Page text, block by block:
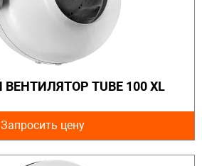
TUBE 100 XL
Запросить цену